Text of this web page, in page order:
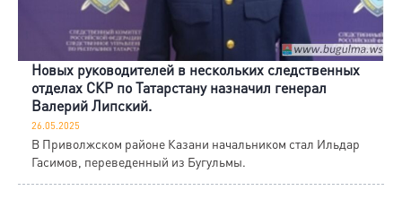
Новых руководителей в нескольких следственных
отделах СКР по Татарстану назначил генерал
Валерий Липский.
26.05.2025
В Приволжском районе Казани начальником стал Ильдар
Гасимов, переведенный из Бугульмы.